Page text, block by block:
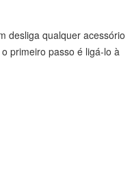
desliga qualquer acessório
primeiro passo é ligá-lo à